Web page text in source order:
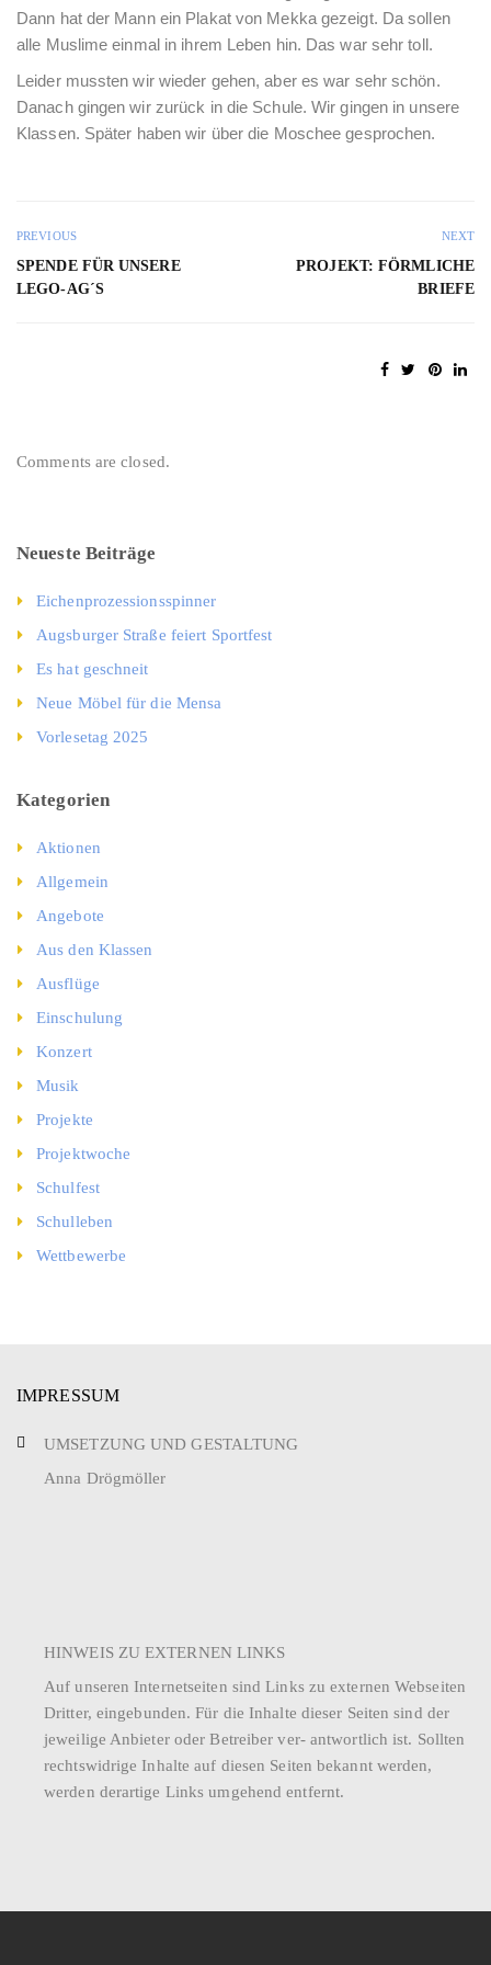
Dann hat der Mann ein Plakat von Mekka gezeigt. Da sollen
alle Muslime einmal in ihrem Leben hin. Das war sehr toll.
Leider mussten wir wieder gehen, aber es war sehr schön.
Danach gingen wir zurück in die Schule. Wir gingen in unsere
Klassen. Später haben wir über die Moschee gesprochen.
PREVIOUS
SPENDE FÜR UNSERE
LEGO-AG´S
NEXT
PROJEKT: FÖRMLICHE
BRIEFE
Comments are closed.
Neueste Beiträge
Eichenprozessionsspinner
Augsburger Straße feiert Sportfest
Es hat geschneit
Neue Möbel für die Mensa
Vorlesetag 2025
Kategorien
Aktionen
Allgemein
Angebote
Aus den Klassen
Ausflüge
Einschulung
Konzert
Musik
Projekte
Projektwoche
Schulfest
Schulleben
Wettbewerbe
IMPRESSUM
UMSETZUNG UND GESTALTUNG
Anna Drögmöller
HINWEIS ZU EXTERNEN LINKS
Auf unseren Internetseiten sind Links zu externen Webseiten
Dritter, eingebunden. Für die Inhalte dieser Seiten sind der
jeweilige Anbieter oder Betreiber ver- antwortlich ist. Sollten
rechtswidrige Inhalte auf diesen Seiten bekannt werden,
werden derartige Links umgehend entfernt.